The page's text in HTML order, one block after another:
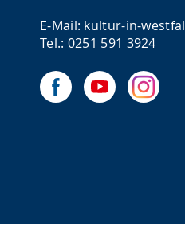
E-Mail: kultur-in-
Tel.: 0251 591 3924